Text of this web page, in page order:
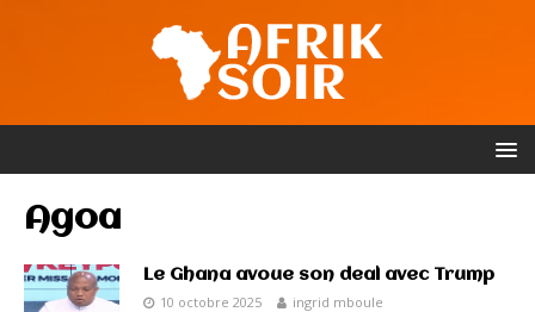
Agoa
Le Ghana avoue son deal avec Trump
10 octobre 2025 ingrid mboule